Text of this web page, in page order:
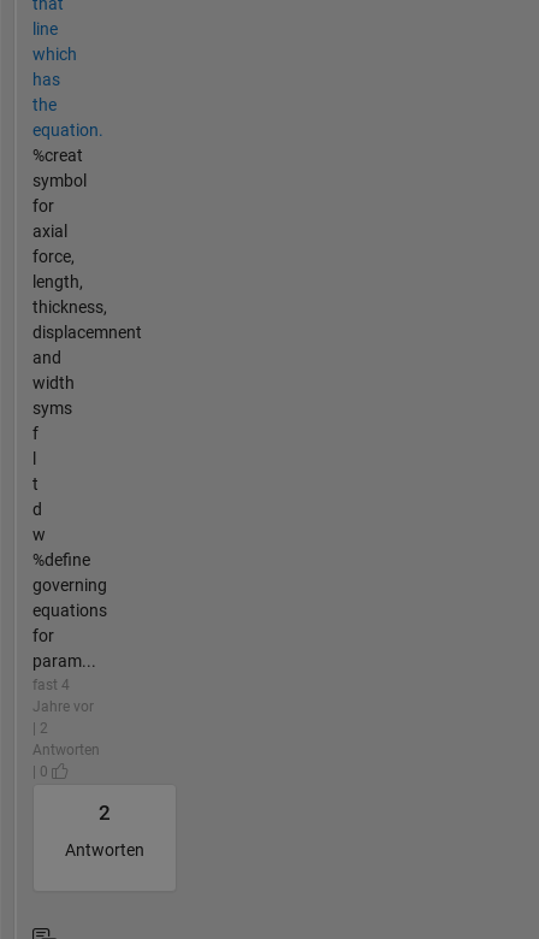
line
which
has
the
equation.
%creat
symbol
for
axial
force,
length,
thickness,
displacemnent
and
width
syms
f
t
d
w
%define
governing
equations
for
param...
fast 4
Jahre vor
| 2
Antworten
| 0
2
Antworten